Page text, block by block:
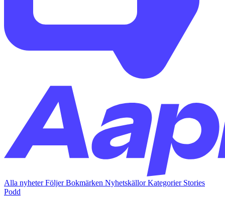
Alla nyheterFöljerBokmärken NyhetskällorKategorier Stories
Podd